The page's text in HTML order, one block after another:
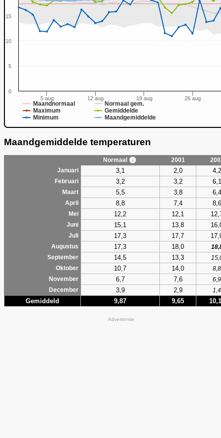
Maandnormaal
Normaal gem.
Maximum
Gemiddelde
Minimum
Maandgemiddelde
5 aug 12 aug 19 aug 26 aug
0
5
10
15
Maandgemiddelde temperaturen
Normaal 2001
Januari
3,1 2,0 4,2
Februari 3,2 3,2 6,1
Maart 5,5 3,8 6,4
April 8,8 7,4 8,6
Mei 12,2 12,1
Juni 15,1 13,8
Juli 17,3 17,7
Augustus 17,3 18,0
September
14,5 13,3
Oktober
10,7 14,0
8,8
November
6,7 7,6
6,9
December
3,9 2,9 1,4
Gemiddeld 9,87 9,65
Advertentie